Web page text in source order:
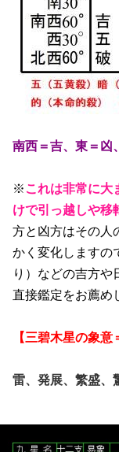
南西＝吉、東＝凶
※ これは非常に大
けで引っ越しや移
方と凶方はその人
かく変化しますの
り）などの吉方や
直接鑑定をお薦め
【三碧木星の象意
雷、発展、繁盛、